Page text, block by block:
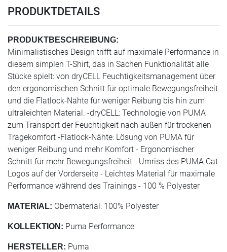
PRODUKTDETAILS
PRODUKTBESCHREIBUNG:
Minimalistisches Design trifft auf maximale Performance in
diesem simplen T-Shirt, das in Sachen Funktionalität alle
Stücke spielt: von dryCELL Feuchtigkeitsmanagement über
den ergonomischen Schnitt für optimale Bewegungsfreiheit
und die Flatlock-Nähte für weniger Reibung bis hin zum
ultraleichten Material. -dryCELL: Technologie von PUMA
zum Transport der Feuchtigkeit nach außen für trockenen
Tragekomfort -Flatlock-Nähte: Lösung von PUMA für
weniger Reibung und mehr Komfort - Ergonomischer
Schnitt für mehr Bewegungsfreiheit - Umriss des PUMA Cat
Logos auf der Vorderseite - Leichtes Material für maximale
Performance während des Trainings - 100 % Polyester
MATERIAL: Obermaterial: 100% Polyester
KOLLEKTION: Puma Performance
HERSTELLER: Puma